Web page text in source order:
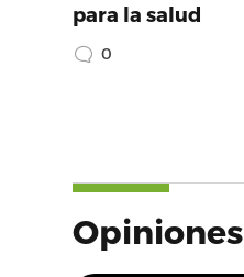
para la salud
0
Opiniones